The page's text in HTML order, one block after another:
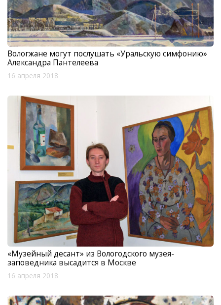
Вологжане могут послушать «Уральскую симфонию»
Александра Пантелеева
16 апреля 2018
«Музейный десант» из Вологодского музея-
заповедника высадится в Москве
16 апреля 2018